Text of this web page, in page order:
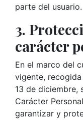
parte del usuario.
3.
carácter
En el marco del
vigente,
13 de diciembre,
Carácter
garantizar y